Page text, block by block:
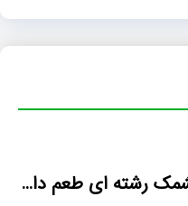
فروش کیلویی پشمک رشته ای طعم دار میوه